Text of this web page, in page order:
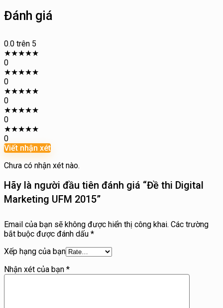
Đánh giá
0.0 trên 5
★★★★★
0
★★★★★
0
★★★★★
0
★★★★★
0
★★★★★
0
Viết nhận xét
Chưa có nhận xét nào.
Hãy là người đầu tiên đánh giá “Đề thi Digital
Marketing UFM 2015”
Email của bạn sẽ không được hiển thị công khai. Các trường
bắt buộc được đánh dấu *
Xếp hạng của bạn
Nhận xét của bạn *